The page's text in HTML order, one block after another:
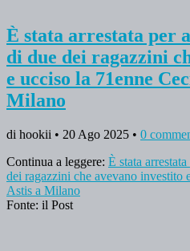
È stata arrestata per
di due dei ragazzini
e ucciso la 71enne
Milano
di hookii • 20 Ago 2025 • 0
Continua a leggere: È stata
dei ragazzini che avevano investito
Astis a Milano
Fonte: il Post